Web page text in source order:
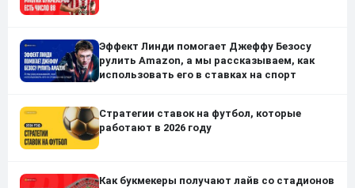
Эффект Линди помогает Джеффу Безосу
рулить Amazon, а мы рассказываем, как
использовать его в ставках на спорт
Стратегии ставок на футбол, которые
работают в 2026 году
Как букмекеры получают лайв со стадионов